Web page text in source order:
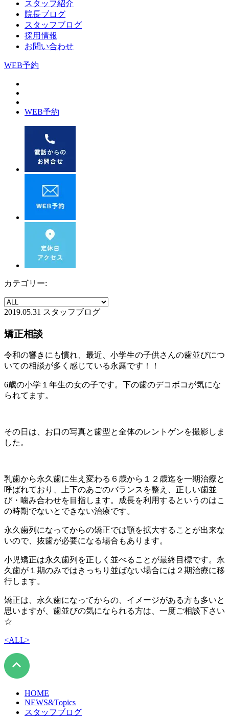
スタッフ紹介
院長ブログ
スタッフブログ
採用情報
お問い合わせ
WEB予約
WEB予約
カテゴリー:
2019.05.31 スタッフブログ
矯正相談
令和の響きにも慣れ、最近、小学生の子供さんの歯並びにつ
いての相談が多く感じている永露です！！
6歳の小学１年生の女の子です。下の歯のデコボコが気にな
られてます。
その日は、お口の写真と歯型と全体のレントゲンを撮影しま
した。
乳歯から永久歯に生え変わる６歳から１２歳迄を一期治療と
呼ばれており、上下のあごのバランスを整え、正しい歯並
び・噛み合わせを目指します。成長を利用するというのはこ
の時期でないとできない治療です。
永久歯列になってからの矯正では顎を拡大することが出来な
いので、抜歯が必要になる場合もあります。
小児矯正は永久歯列を正しく並べることが最終目標です。永
久歯が１期のみではきっちり並ばない場合には２期治療に移
行します。
矯正は、永久歯になってからの、イメージがある方も多いと
思いますが、歯並びの気になられる方は、一度ご相談下さい
☆
<ALL>
HOME
NEWS&Topics
スタッフブログ